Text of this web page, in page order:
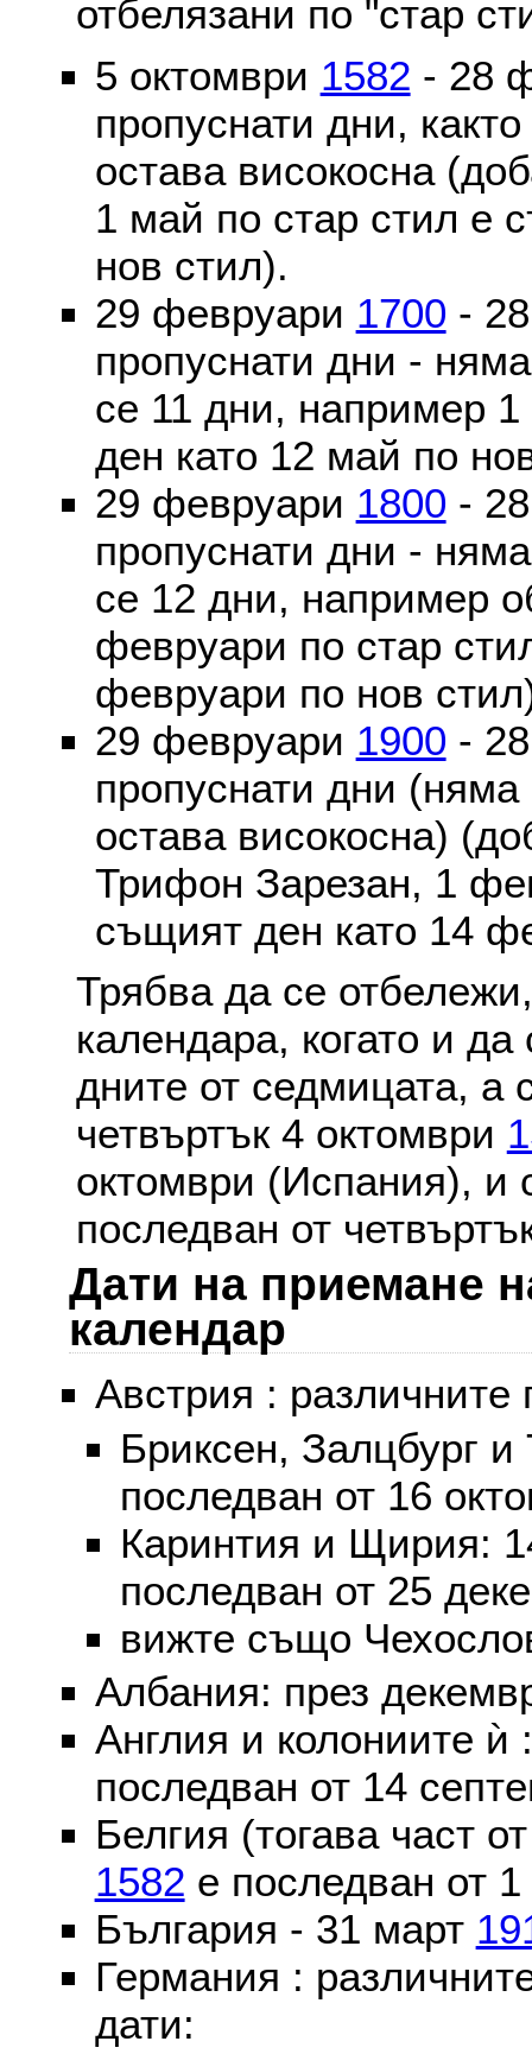
отбелязани по "стар
5 октомври 1582 - 28
пропуснати дни,
остава високосна
1 май по стар стил е
нов стил).
29 февруари 1700 -
пропуснати дни -
се 11 дни, например
ден като 12 май по
29 февруари 1800 -
пропуснати дни -
се 12 дни, например
февруари по стар
февруари по нов
29 февруари 1900 -
пропуснати дни
остава високосна)
Трифон Зарезан, 1
същият ден като 14
Трябва да се
календара, когато и
дните от седмицата, а
четвъртък 4 октомври
октомври (Испания), и
последван от
Дати на приемане
календар
Австрия :
Бриксен, Залцбург
последван от 16
Каринтия и Щирия:
последван от 25
вижте също
Албания: през
Англия и колониите
последван от 14
Белгия (тогава част
1582 е последван от
България - 31 март
Германия :
дати: